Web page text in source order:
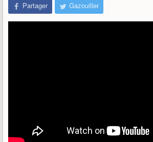
Partager Gazouiller